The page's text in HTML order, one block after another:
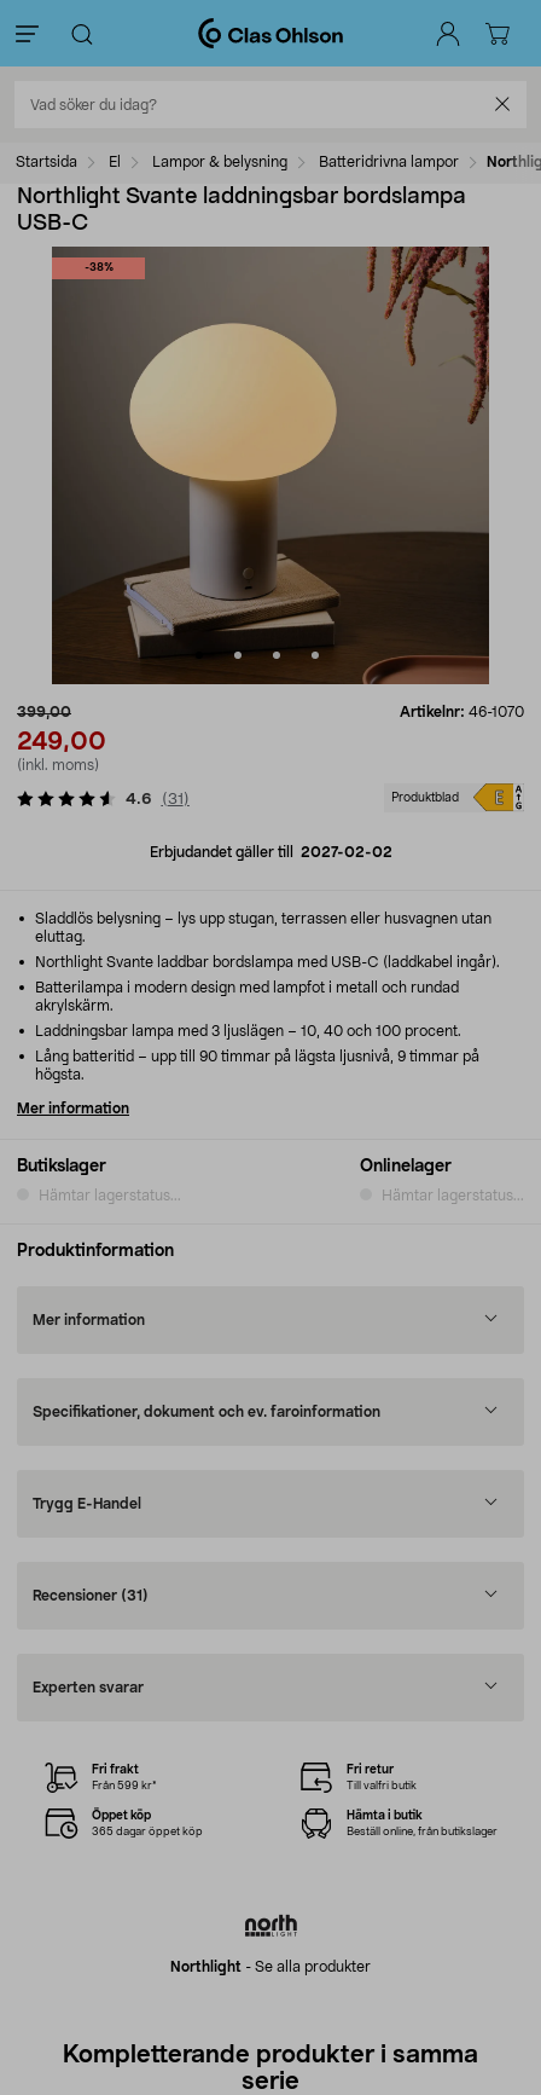
Startsida El Lampor & belysning Batteridrivna lampor
Northlight Svante laddningsbar bordslampa
USB-C
-38%
399,00
249,00
(inkl. moms)
Artikelnr: 46-1070
Produktblad
4.6 (31 )
Erbjudandet gäller till 2027-02-02
Butikslager
Hämtar lagerstatus...
Onlinelager
Hämtar lagerstatus...
Sladdlös belysning – lys upp stugan, terrassen eller husvagnen utan
eluttag.
Northlight Svante laddbar bordslampa med USB-C (laddkabel ingår).
Batterilampa i modern design med lampfot i metall och rundad
akrylskärm.
Laddningsbar lampa med 3 ljuslägen – 10, 40 och 100 procent.
Lång batteritid – upp till 90 timmar på lägsta ljusnivå, 9 timmar på
högsta.
Mer information
Produktinformation
Mer information
Specifikationer, dokument och ev. faroinformation
Trygg E-Handel
Recensioner (31)
Experten svarar
Northlight - Se alla produkter
Fri frakt
Från 599 kr*
Fri retur
Till valfri butik
Öppet köp
365 dagar öppet köp
Hämta i butik
Beställ online, från butikslager
Kompletterande produkter i samma
serie